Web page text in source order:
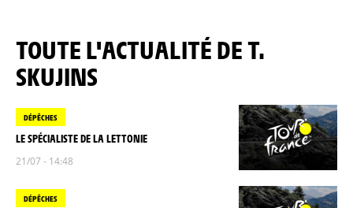
TOUTE L'ACTUALITÉ DE T.
SKUJINS
DÉPÊCHES
LE SPÉCIALISTE DE LA LETTONIE
21/07 - 14:48
DÉPÊCHES